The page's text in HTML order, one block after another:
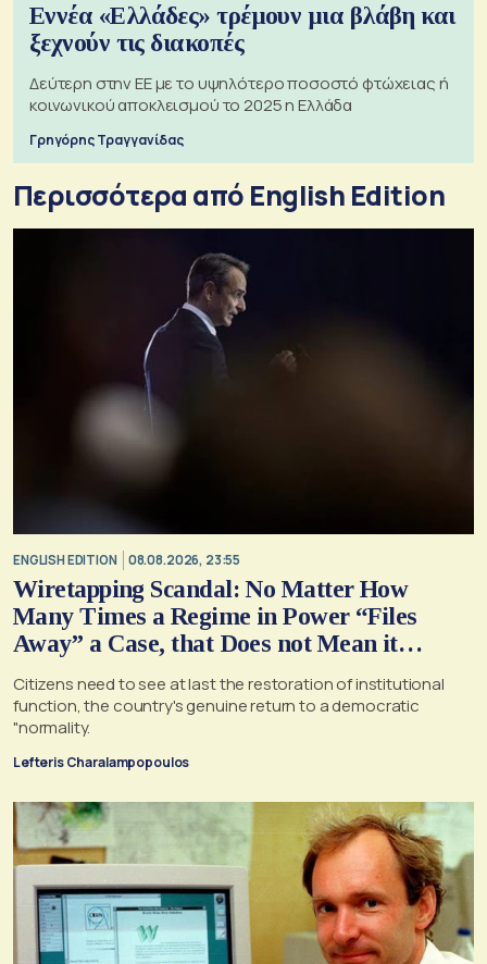
Εννέα «Ελλάδες» τρέμουν μια βλάβη και
ξεχνούν τις διακοπές
Δεύτερη στην ΕΕ με το υψηλότερο ποσοστό φτώχειας ή
κοινωνικού αποκλεισμού το 2025 η Ελλάδα
Γρηγόρης Τραγγανίδας
Περισσότερα από English Edition
ENGLISH EDITION 08.08.2026, 23:55
Wiretapping Scandal: No Matter How
Many Times a Regime in Power “Files
Away” a Case, that Does not Mean it
Citizens need to see at last the restoration of institutional
function, the country's genuine return to a democratic
"normality.
Lefteris Charalampopoulos